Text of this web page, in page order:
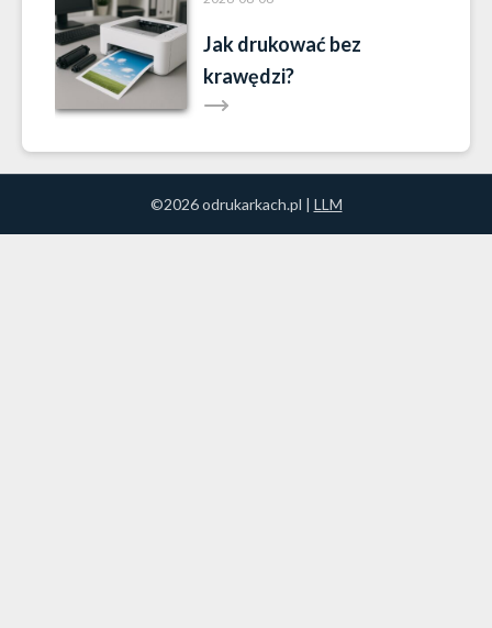
Jak drukować bez
krawędzi?
©2026 odrukarkach.pl | LLM